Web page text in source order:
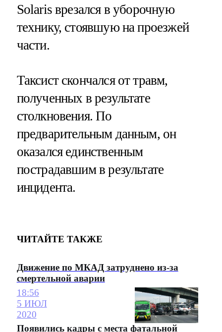
Solaris врезался в уборочную
технику, стоявшую на проезжей
части.
Таксист скончался от травм,
полученных в результате
столкновения. По
предварительным данным, он
оказался единственным
пострадавшим в результате
инцидента.
ЧИТАЙТЕ ТАКЖЕ
Движение по МКАД затруднено из-за
смертельной аварии
18:56
5 ИЮЛ
2020
Появились кадры с места фатальной